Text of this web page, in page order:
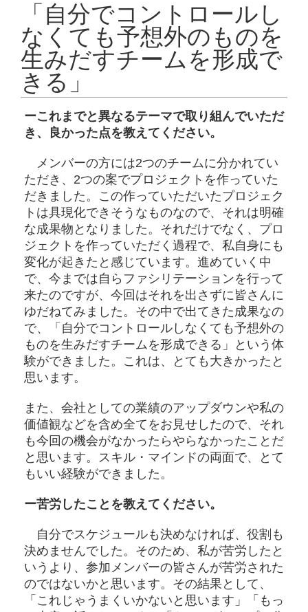
「自分でコントロールし
なくても予想外のものを
生みだすチームを形成で
きる」
ーこれまでと異なるテーマで取り組んでいただ
き、良かった点を教えてください。
メンバーの方には2つのチームに分かれてい
ただき、2つの案でプロジェクトを作っていた
だきました。この作っていただいたプロジェク
トは具現化できそうなものなので、それは明確
な成果物となりました。それだけでなく、プロ
ジェクトを作っていただく過程で、私自身にも
変化が起きたと感じています。進めていく中
で、今までは自らファシリテーションを行って
来たのですが、今回はそれを出さずに皆さんに
ゆだねてみました。その中で出てきた成果なの
で、「自分でコントロールしなくても予想外の
ものを生みだすチームを形成できる」という体
験ができました。これは、とても大きかったと
思います。
また、会社としての業績のアップダウンや私の
価値観などを含め全てをお見せしたので、それ
も今回の機会がなかったらやらなかったことだ
と思います。スキル・マインドの両面で、とて
もいい経験ができました。
ー苦労したことを教えてください。
自分でスケジュールも決めなければ、役割も
決めませんでした。そのため、私が苦労したと
いうより、参加メンバーの皆さんが苦労された
のではないかと思います。その結果として、
「これじゃうまくいかないと思います」「もっ